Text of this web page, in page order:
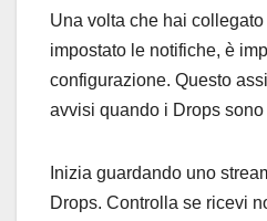
Una volta che hai
impostato le notifiche, è
configurazione. Questo
avvisi quando i Drops
Inizia guardando uno
Drops. Controlla se ricevi